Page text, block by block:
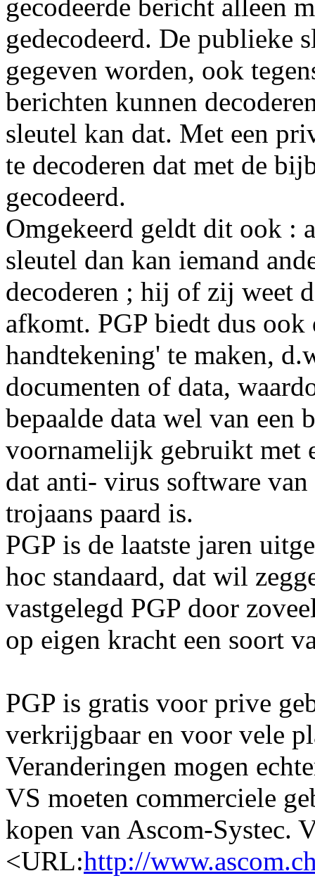
gecodeerde bericht alleen
gedecodeerd. De publieke
gegeven worden, ook
berichten kunnen
sleutel kan dat. Met een
te decoderen dat met de
gecodeerd.
Omgekeerd geldt dit ook :
sleutel dan kan iemand
decoderen ; hij of zij weet
afkomt. PGP biedt dus
handtekening' te maken,
documenten of data,
bepaalde data wel van
voornamelijk gebruikt met
dat anti- virus software
trojaans paard is.
PGP is de laatste jaren
hoc standaard, dat wil
vastgelegd PGP door
op eigen kracht een soort
PGP is gratis voor prive
verkrijgbaar en voor vele
Veranderingen mogen
VS moeten commerciele
kopen van Ascom-Systec.
<URL:http://